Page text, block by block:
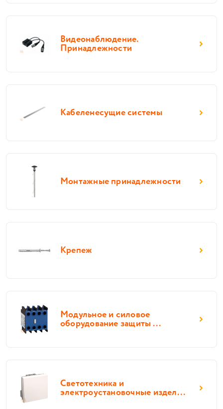
Видеонаблюдение.
Принадлежности
Кабеленесущие системы
Монтажные принадлежности
Крепеж
Модульное и силовое
оборудование защиты ...
Светотехника и
электроустановочные издел...